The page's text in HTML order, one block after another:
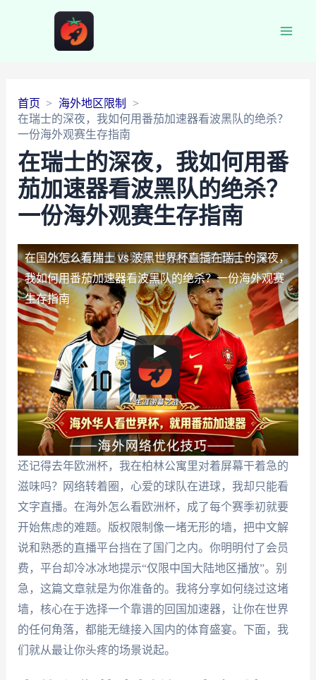
首页
海外地区限制
在瑞士的深夜，我如何用番茄加速器看波黑队的绝杀？
一份海外观赛生存指南
在瑞士的深夜，我如何用番
茄加速器看波黑队的绝杀？
一份海外观赛生存指南
在国外怎么看瑞士 vs 波黑世界杯直播在瑞士的深夜，
我如何用番茄加速器看波黑队的绝杀？一份海外观赛
生存指南
还记得去年欧洲杯，我在柏林公寓里对着屏幕干着急的
滋味吗？网络转着圈，心爱的球队在进球，我却只能看
文字直播。在海外怎么看欧洲杯，成了每个赛季初就要
开始焦虑的难题。版权限制像一堵无形的墙，把中文解
说和熟悉的直播平台挡在了国门之内。你明明付了会员
费，平台却冷冰冰地提示“仅限中国大陆地区播放”。别
急，这篇文章就是为你准备的。我将分享如何绕过这堵
墙，核心在于选择一个靠谱的回国加速器，让你在世界
的任何角落，都能无缝接入国内的体育盛宴。下面，我
们就从最让你头疼的场景说起。